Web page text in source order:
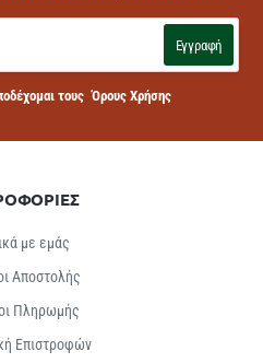
Εγγραφή
τους Όρους Χρήσης
με εμάς
Αποστολής
Πληρωμής
Επιστροφών